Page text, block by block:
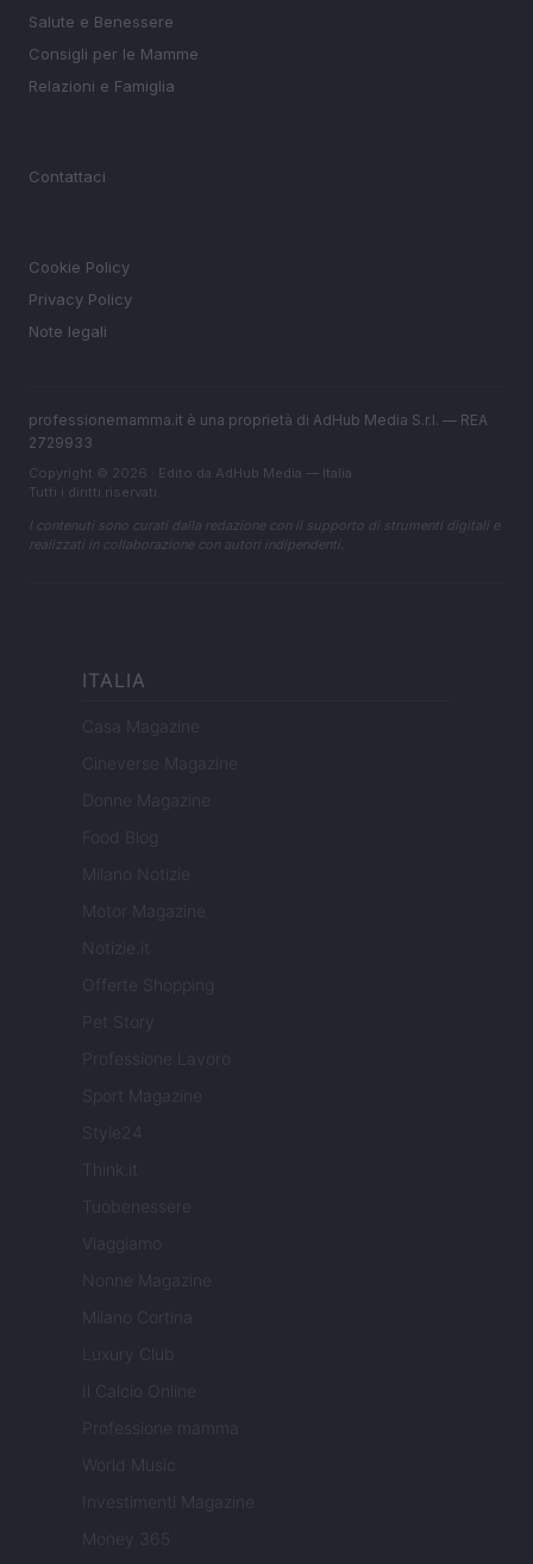
Salute e Benessere
Consigli per le Mamme
Relazioni e Famiglia
Contattaci
Cookie Policy
Privacy Policy
Note legali
professionemamma.it è una proprietà di AdHub Media S.r.l. — REA
2729933
Copyright © 2026 · Edito da AdHub Media — Italia
Tutti i diritti riservati
I contenuti sono curati dalla redazione con il supporto di strumenti digitali e
realizzati in collaborazione con autori indipendenti.
ITALIA
Casa Magazine
Cineverse Magazine
Donne Magazine
Food Blog
Milano Notizie
Motor Magazine
Notizie.it
Offerte Shopping
Pet Story
Professione Lavoro
Sport Magazine
Style24
Think.it
Tuobenessere
Viaggiamo
Nonne Magazine
Milano Cortina
Luxury Club
Il Calcio Online
Professione mamma
World Music
Investimenti Magazine
Money 365